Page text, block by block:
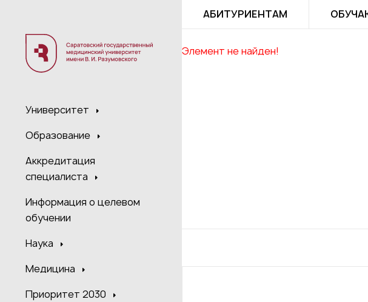
Университет
Образование
Аккредитация
специалиста
Информация о целевом
обучении
Наука
Медицина
Приоритет 2030
АБИТУРИЕНТАМ
Элемент не найден!